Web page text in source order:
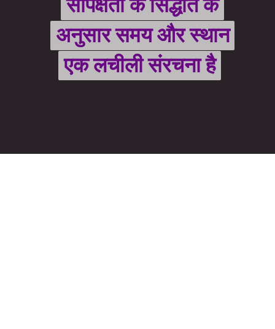
सापेक्षता के सिद्धांत के
अनुसार समय और स्थान
एक लचीली संरचना है
सापेक्षता के सिद्धांत के
अनुसार समय और स्थान
एक लचीली संरचना है